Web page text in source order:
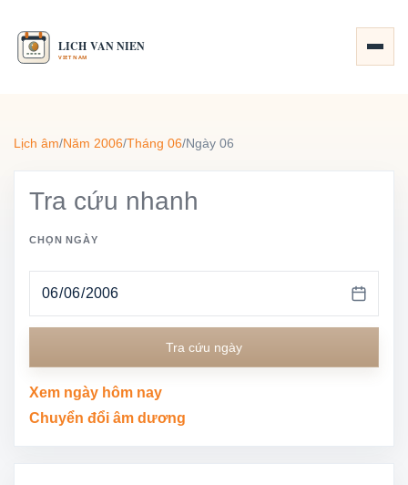
Lịch âm/Năm 2006/Tháng 06/Ngày 06
Tra cứu nhanh
CHỌN NGÀY
Tra cứu ngày
Xem ngày hôm nay
Chuyển đổi âm dương